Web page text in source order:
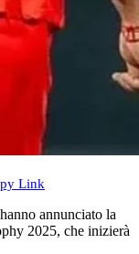
Link
annunciato la
2025, che inizierà